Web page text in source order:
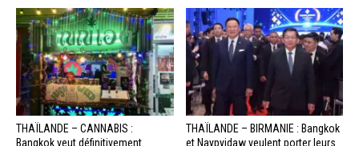
THAÏLANDE – CANNABIS :
Bangkok veut définitivement
THAÏLANDE – BIRMANIE : Bangkok
et Naypyidaw veulent porter leurs